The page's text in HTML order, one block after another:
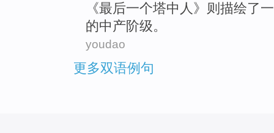
《最后一个塔中人 》 则描绘了
的中产阶级。
youdao
更多双语例句